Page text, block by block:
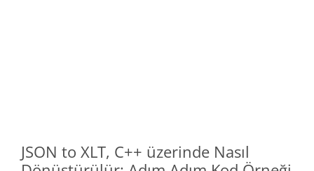
JSON to XLT, C++ üzerinde Nasıl